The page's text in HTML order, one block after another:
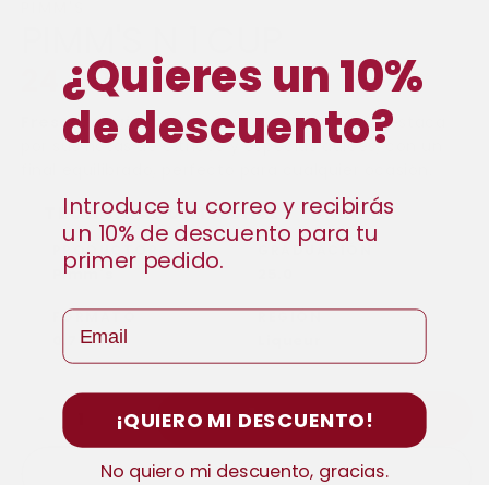
Regular
price
24,40 €
Fresco, equilibrado y fácil de disfrutar.Destaca
por sus notas de cítricos y especias dulces, con un
TECHNICAL DATA SHEET
PRODUCTOR
Pimm's
GRADUACIÓN
FORMATO
0.7 L
REGIÓN
+ ADD TO CART
¿Quieres un 10%
de descuento?
Introduce tu correo y recibirás
un 10% de descuento para tu
primer pedido.
Email
¡QUIERO MI DESCUENTO!
No quiero mi descuento, gracias.